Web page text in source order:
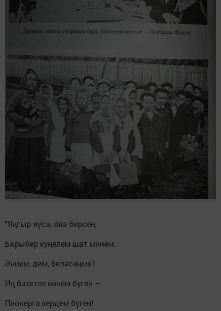
"Яңгыр яуса, ява бирсен,
Барыбер күңелем шат минем.
Әнием, дим, беләсеңме?
Иң бәхетле көнем бүген –
Пионерга кердем бүген!